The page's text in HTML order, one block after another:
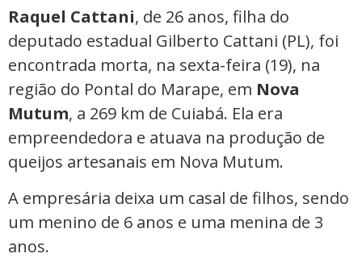
Raquel Cattani, de 26 anos, filha do
deputado estadual Gilberto Cattani (PL), foi
encontrada morta, na sexta-feira (19), na
região do Pontal do Marape, em Nova
Mutum, a 269 km de Cuiabá. Ela era
empreendedora e atuava na produção de
queijos artesanais em Nova Mutum.
A empresária deixa um casal de filhos, sendo
um menino de 6 anos e uma menina de 3
anos.